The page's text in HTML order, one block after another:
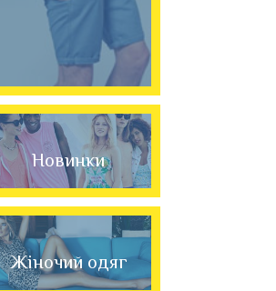
Новинки
Жіночий одяг